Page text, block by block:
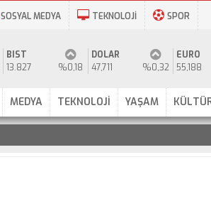
SOSYAL MEDYA TEKNOLOJİ SPOR
BIST
13.827
%0,18
DOLAR
47,711
%0,32
EURO
55,188
MEDYA TEKNOLOJİ YAŞAM